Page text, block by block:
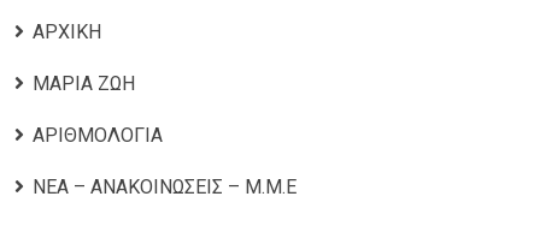
ΑΡΧΙΚΗ
ΜΑΡΙΑ ΖΩΗ
ΑΡΙΘΜΟΛΟΓΙΑ
ΝΕΑ – ΑΝΑΚΟΙΝΩΣΕΙΣ – Μ.Μ.Ε